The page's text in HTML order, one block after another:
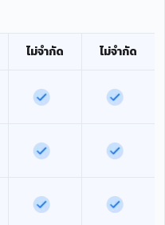
ไม่จำกัด ไม่จำกัด